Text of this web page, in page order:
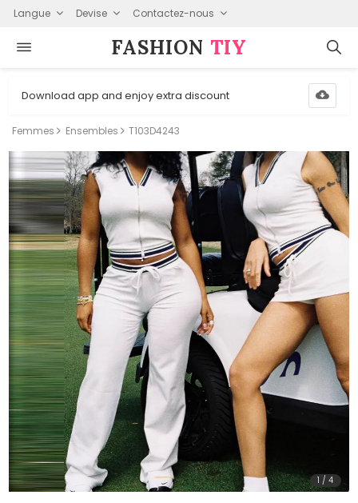
Langue Devise Contactez-nous
FASHION⁠ TIY
Download app and enjoy extra discount
Femmes Ensembles T103D4243
1 /4